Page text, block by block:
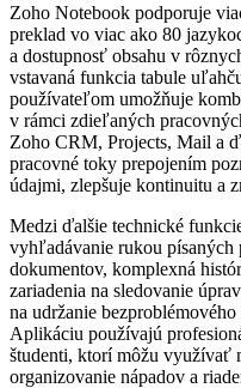
Zoho Notebook podporuje
preklad vo viac ako 80
a dostupnosť obsahu v
vstavaná funkcia tabule
používateľom umožňuje
v rámci zdieľaných
Zoho CRM, Projects, Mail a
pracovné toky prepojením
údajmi, zlepšuje kontinuitu a
Medzi ďalšie technické
vyhľadávanie rukou písaných
dokumentov, komplexná
zariadenia na sledovanie
na udržanie
Aplikáciu používajú
študenti, ktorí môžu využívať
organizovanie nápadov a